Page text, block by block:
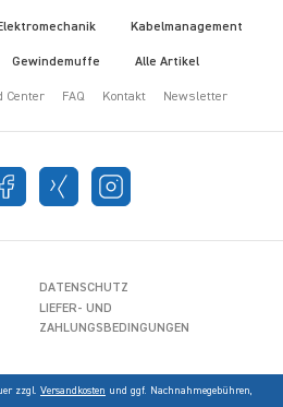
Kabelmanagement
Gewindemuffe Alle Artikel
Center FAQ Kontakt Newsletter
DATENSCHUTZ
LIEFER- UND
ZAHLUNGSBEDINGUNGEN
zzgl. Versandkosten und ggf. Nachnahmegebühren,